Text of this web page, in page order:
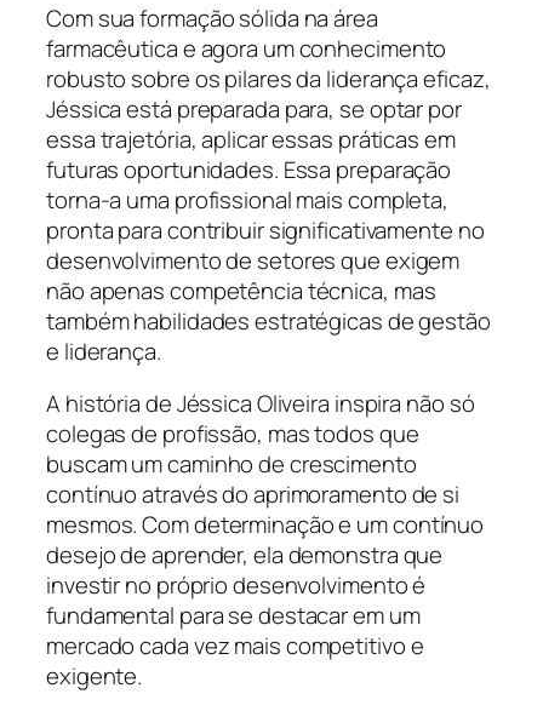
Com sua formação sólida na área
farmacêutica e agora um conhecimento
robusto sobre os pilares da liderança eficaz,
Jéssica está preparada para, se optar por
essa trajetória, aplicar essas práticas em
futuras oportunidades. Essa preparação
torna-a uma profissional mais completa,
pronta para contribuir significativamente no
desenvolvimento de setores que exigem
não apenas competência técnica, mas
também habilidades estratégicas de gestão
e liderança.
A história de Jéssica Oliveira inspira não só
colegas de profissão, mas todos que
buscam um caminho de crescimento
contínuo através do aprimoramento de si
mesmos. Com determinação e um contínuo
desejo de aprender, ela demonstra que
investir no próprio desenvolvimento é
fundamental para se destacar em um
mercado cada vez mais competitivo e
exigente.